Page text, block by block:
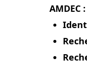
AMDEC :